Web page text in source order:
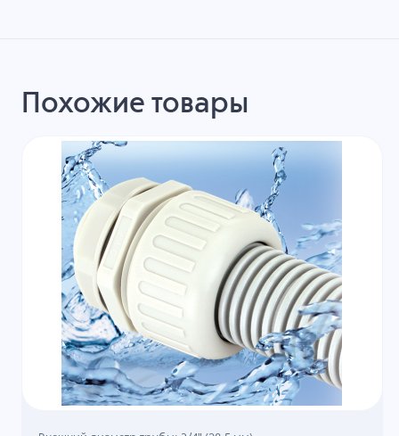
Похожие товары